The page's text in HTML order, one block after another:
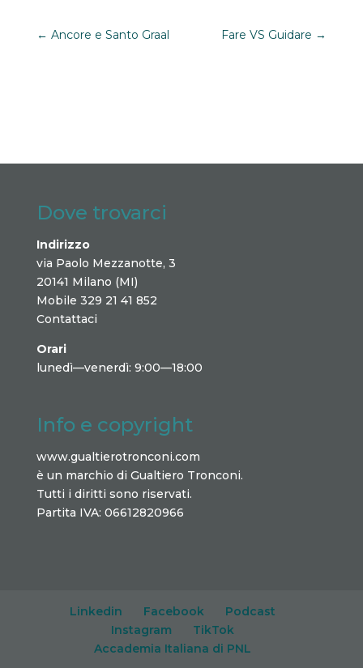
← Ancore e Santo Graal Fare VS Guidare →
Dove trovarci
Indirizzo
via Paolo Mezzanotte, 3
20141 Milano (MI)
Mobile 329 21 41 852
Contattaci
Orari
lunedì—venerdì: 9:00—18:00
Info e copyright
www.gualtierotronconi.com
è un marchio di Gualtiero Tronconi.
Tutti i diritti sono riservati.
Partita IVA: 06612820966
Linkedin Facebook
Podcast
Instagram
TikTok
Accademia Italiana di PNL